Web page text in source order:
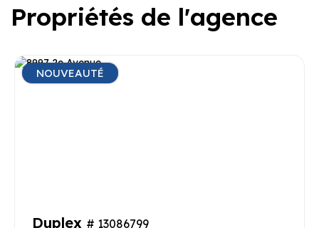
Propriétés de l'agence
NOUVEAUTÉ
Duplex # 13086799